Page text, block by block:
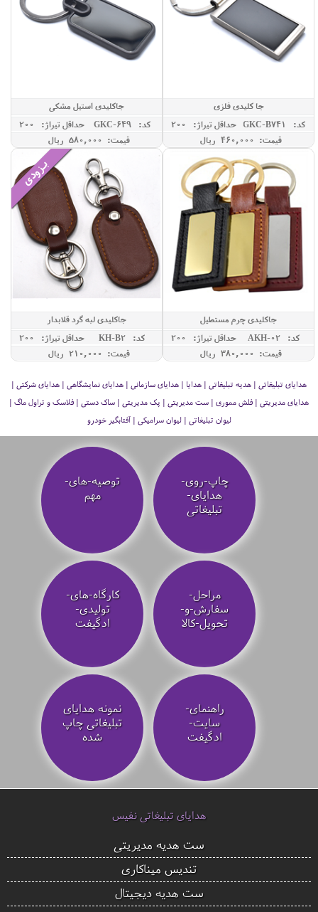
جا کلیدی فلزی
کد: GKC-B741
حداقل تيراژ: 200
قیمت: 460,000 ريال
جاکلیدی استیل مشکی
کد: GKC-649
حداقل تيراژ: 200
قیمت: 580,000 ريال
جاکلیدی چرم مستطیل
کد: AKH-02
حداقل تيراژ: 200
قیمت: 380,000 ريال
جاکلیدی لبه گرد قلابدار
کد: KH-B2
حداقل تيراژ: 200
قیمت: 210,000 ريال
هدایای تبلیغاتی | هدیه تبلیغاتی | هدایا | هدایای سازمانی | هدایای نمایشگاهی | هدایای شرکتی |
هدایای مدیریتی | فلش مموری | ست مدیریتی | پک مدیریتی | ساک دستی | فلاسک و تراول ماگ |
لیوان تبلیغاتی | لیوان سرامیکی | آفتابگیر خودرو
چاپ-روی-
هدایای-
تبلیغاتی
توصیه‌-های-
مهم
مراحل-
سفارش-و-
تحویل-کالا
کارگاه-های-
تولیدی-
ادگیفت
راهنمای-
سایت-
ادگیفت
نمونه هدایای
تبلیغاتی چاپ
شده
هدایای تبلیغاتی نفیس
ست هدیه مدیریتی
تندیس میناکاری
ست هدیه دیجیتال